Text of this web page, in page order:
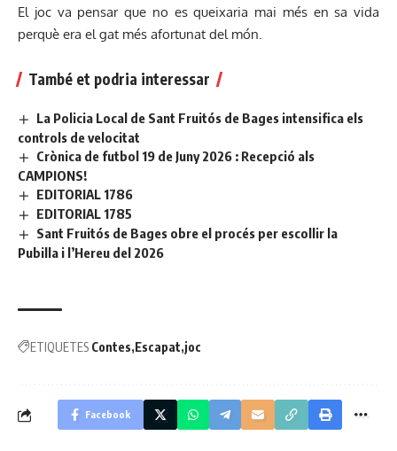
El joc va pensar que no es queixaria mai més en sa vida
perquè era el gat més afortunat del món.
També et podria interessar
La Policia Local de Sant Fruitós de Bages intensifica els
controls de velocitat
Crònica de futbol 19 de Juny 2026 : Recepció als
CAMPIONS!
EDITORIAL 1786
EDITORIAL 1785
Sant Fruitós de Bages obre el procés per escollir la
Pubilla i l’Hereu del 2026
ETIQUETES Contes Escapat joc
Facebook